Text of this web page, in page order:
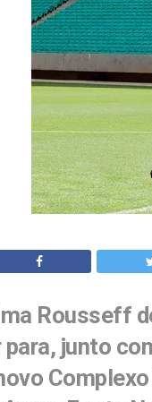
Rousseff
junto